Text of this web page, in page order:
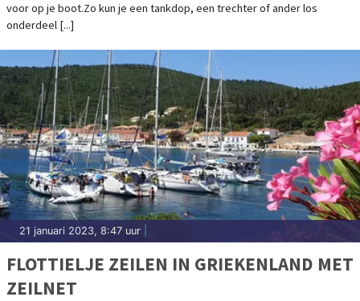
voor op je boot.Zo kun je een tankdop, een trechter of ander los
onderdeel [...]
21 januari 2023, 8:47 uur
FLOTTIELJE ZEILEN IN GRIEKENLAND MET
ZEILNET